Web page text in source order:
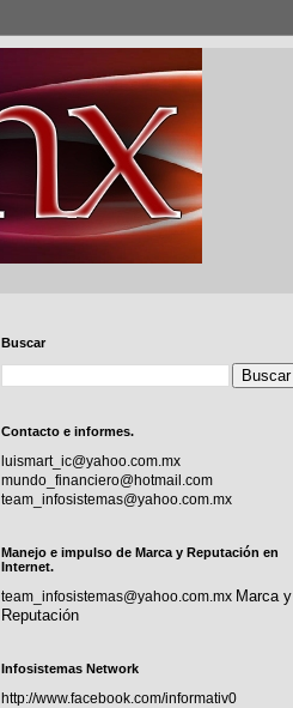
Buscar
Contacto e informes.
luismart_ic@yahoo.com.mx
mundo_financiero@hotmail.com
team_infosistemas@yahoo.com.mx
Manejo e impulso de Marca y Reputación en
Internet.
team_infosistemas@yahoo.com.mx Marca y
Reputación
Infosistemas Network
http://www.facebook.com/informativ0